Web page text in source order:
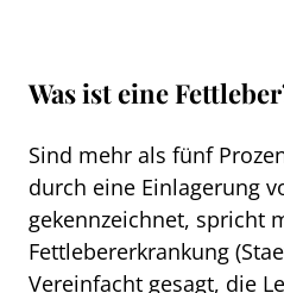
Was ist eine
Sind mehr als fünf
durch eine Einlagerung
gekennzeichnet, spricht
Fettlebererkrankung
Vereinfacht gesagt, die